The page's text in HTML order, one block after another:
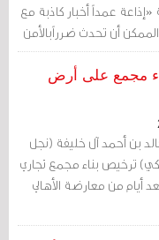
عمداً أخبار كاذبة مع
أن تحدث ضرراًبالأمن
الوطني والنظام العام"وتمثلت في 8 تغريدات
مجمع على أرض
بن أحمد آل خليفة (نجل
ترخيص بناء مجمع تجاري
أيام من معارضة الأهالي